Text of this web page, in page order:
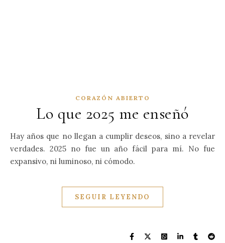
CORAZÓN ABIERTO
Lo que 2025 me enseñó
Hay años que no llegan a cumplir deseos, sino a revelar
verdades. 2025 no fue un año fácil para mí. No fue
expansivo, ni luminoso, ni cómodo.
SEGUIR LEYENDO